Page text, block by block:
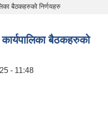
बैठकहरुको निर्णयहरु
बैठकहरुको
- 11:48